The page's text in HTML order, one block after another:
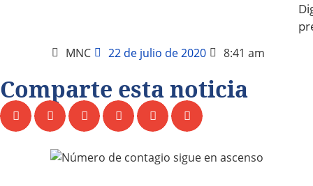
MNC 22 de julio de 2020 8:41 am
Comparte esta noticia